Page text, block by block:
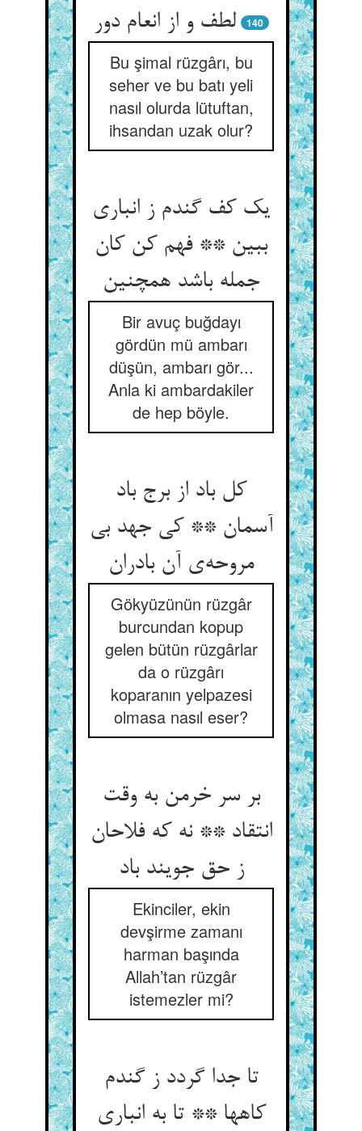
لطف و از انعام دور
140
Bu şimal rüzgârı, bu
seher ve bu batı yeli
nasıl olurda lütuftan,
ihsandan uzak olur?
یک کف گندم ز انباری
ببین ** فهم کن کان
جمله باشد همچنین
Bir avuç buğdayı
gördün mü ambarı
düşün, ambarı gör...
Anla ki ambardakiler
de hep böyle.
کل باد از برج باد
آسمان ** کی جهد بی
مروحه‌ی آن بادران
Gökyüzünün rüzgâr
burcundan kopup
gelen bütün rüzgârlar
da o rüzgârı
koparanın yelpazesi
olmasa nasıl eser?
بر سر خرمن به وقت
انتقاد ** نه که فلاحان
ز حق جویند باد
Ekinciler, ekin
devşirme zamanı
harman başında
Allah’tan rüzgâr
istemezler mi?
تا جدا گردد ز گندم
کاهها ** تا به انباری